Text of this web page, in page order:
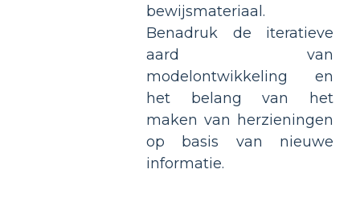
bewijsmateriaal.
Benadruk de iteratieve
aard van
modelontwikkeling en
het belang van het
maken van herzieningen
op basis van nieuwe
informatie.